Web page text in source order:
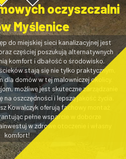
oczyszczalni
Myślenice
do miejskiej sieci kanalizacyjnej jest
częściej poszukują alternatywnych
komfort i dbałość o środowisko.
stają się nie tylko praktycznym,
dla domów w tej malowniczej okolicy.
możliwe jest skuteczne zarządzanie
oszczędności i lepszą jakość życia.
Kowalczyk oferują fachowy montaż
pełne wsparcie w doborze
w zdrowe otoczenie i własny
komfort!